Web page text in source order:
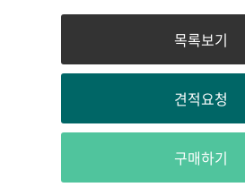
목록보기
견적요청
구매하기